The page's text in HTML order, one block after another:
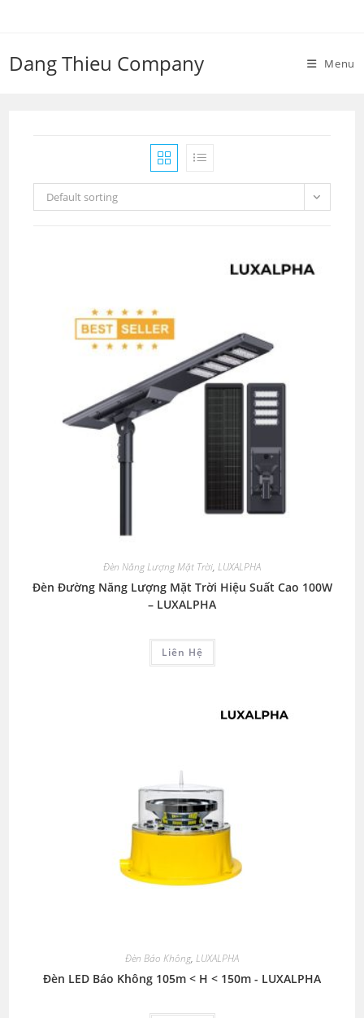
Dang Thieu Company Menu
Default sorting
Đèn Năng Lượng Mặt Trời, LUXALPHA
Đèn Đường Năng Lượng Mặt Trời Hiệu Suất Cao 100W
– LUXALPHA
Liên Hệ
Đèn Báo Không, LUXALPHA
Đèn LED Báo Không 105m < H < 150m - LUXALPHA